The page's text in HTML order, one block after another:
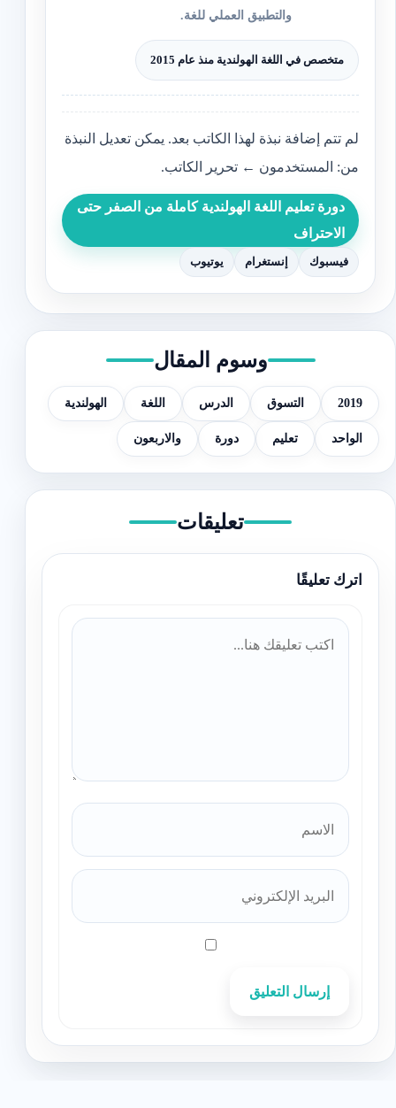
والتطبيق العملي للغة.
متخصص في اللغة الهولندية منذ عام 2015
لم تتم إضافة نبذة لهذا الكاتب بعد. يمكن تعديل النبذة
من: المستخدمون ← تحرير الكاتب.
دورة تعليم اللغة الهولندية كاملة من الصفر حتى
الاحتراف
فيسبوك إنستغرام يوتيوب
وسوم المقال
2019 التسوق الدرس اللغة الهولندية
الواحد تعليم دورة والاربعون
تعليقات
اترك تعليقًا
إرسال التعليق